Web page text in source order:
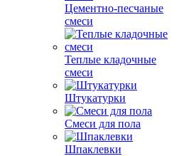
Цементно-песчаные
смеси
Теплые кладочные
смеси
Штукатурки
Смеси для пола
Шпаклевки